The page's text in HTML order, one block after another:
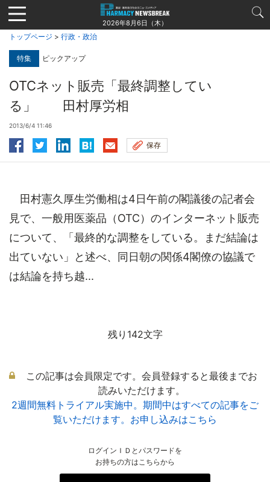
Jump
to
navigation
2026年8月6日（木）
トップページ > 行政・政治
特集 ピックアップ
OTCネット販売「最終調整してい
る」 田村厚労相
2013/6/4 11:46
保存
田村憲久厚生労働相は4日午前の閣議後の記者会
見で、一般用医薬品（OTC）のインターネット販売
について、「最終的な調整をしている。まだ結論は
出ていない」と述べ、同日朝の関係4閣僚の協議で
は結論を持ち越...
残り142文字
この記事は会員限定です。会員登録すると最後までお
読みいただけます。
2週間無料トライアル実施中。期間中はすべての記事をご
覧いただけます。お申し込みはこちら
ログインＩＤとパスワードを
お持ちの方はこちらから